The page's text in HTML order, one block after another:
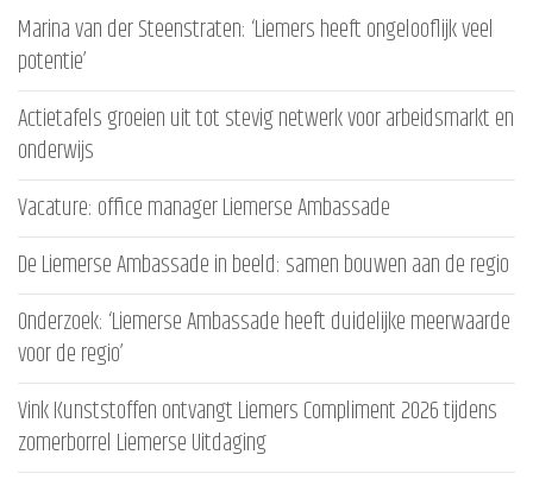
Marina van der Steenstraten: ‘Liemers heeft ongelooflijk veel
potentie’
Actietafels groeien uit tot stevig netwerk voor arbeidsmarkt en
onderwijs
Vacature: office manager Liemerse Ambassade
De Liemerse Ambassade in beeld: samen bouwen aan de regio
Onderzoek: ‘Liemerse Ambassade heeft duidelijke meerwaarde
voor de regio’
Vink Kunststoffen ontvangt Liemers Compliment 2026 tijdens
zomerborrel Liemerse Uitdaging